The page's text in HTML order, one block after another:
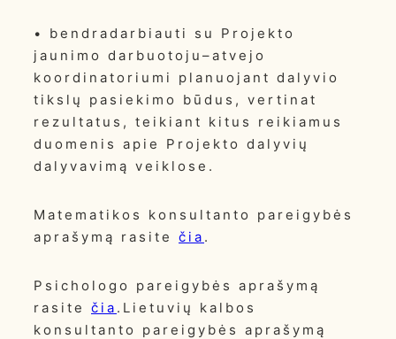
• bendradarbiauti su Projekto
jaunimo darbuotoju–atvejo
koordinatoriumi planuojant dalyvio
tikslų pasiekimo būdus, vertinat
rezultatus, teikiant kitus reikiamus
duomenis apie Projekto dalyvių
dalyvavimą veiklose.
Matematikos konsultanto pareigybės
aprašymą rasite čia .
Psichologo pareigybės aprašymą
rasite čia .Lietuvių kalbos
konsultanto pareigybės aprašymą